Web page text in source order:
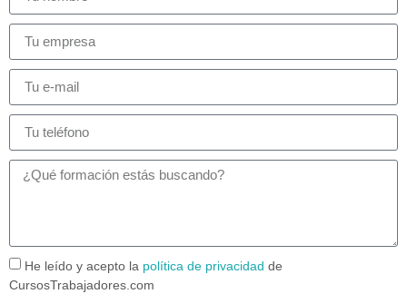
He leído y acepto la política de privacidad de
CursosTrabajadores.com